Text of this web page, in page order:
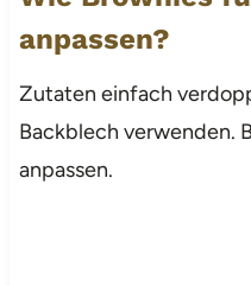
anpassen?
Zutaten einfach
Backblech verwenden.
anpassen.